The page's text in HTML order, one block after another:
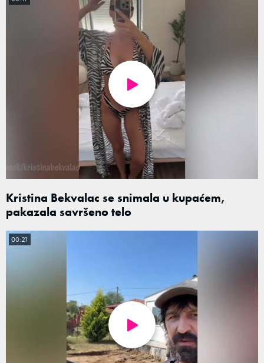
Kristina Bekvalac se snimala u kupaćem,
pakazala savršeno telo
00:21